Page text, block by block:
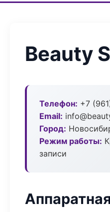
Beauty
Телефон: +7
Email:
Город:
Режим работы:
записи
Аппаратная